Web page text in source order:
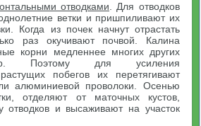
отводками . Для отводков
ветки и пришпиливают их
Когда из почек начнут отрастать
раз окучивают почвой. Калина
корни медленнее многих других
Поэтому для усиления
побегов их перетягивают
алюминиевой проволоки. Осенью
отделяют от маточных кустов,
отводков и высаживают на участок